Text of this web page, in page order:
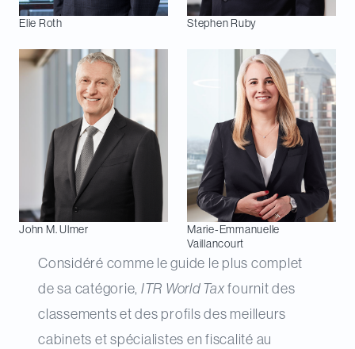
Elie Roth StephenRuby
John M.Ulmer
Marie-Emmanuelle
Vaillancourt
Considéré comme le guide le plus complet
de sa catégorie, ITR World Tax fournit des
classements et des profils des meilleurs
cabinets et spécialistes en fiscalité au